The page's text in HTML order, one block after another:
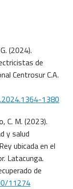
(2024).
de
Centrosur C.A.
1380
C. M. (2023).
y salud
ubicada en el
Latacunga.
de
11274